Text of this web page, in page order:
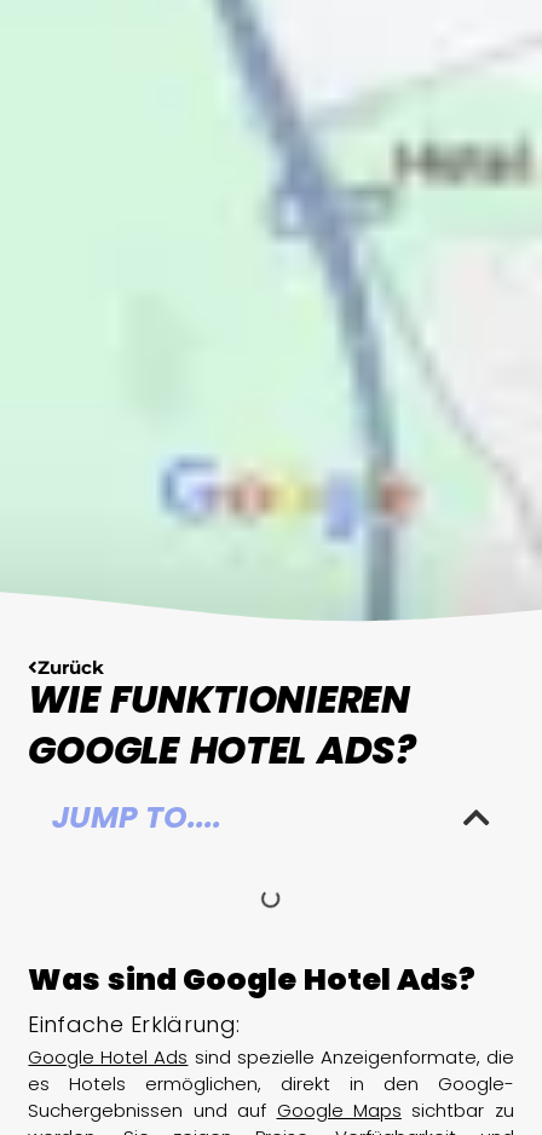
Zurück
WIE FUNKTIONIEREN
GOOGLE HOTEL ADS?
JUMP TO....
Was sind Google Hotel Ads?
Einfache Erklärung:
Google Hotel Ads sind spezielle Anzeigenformate, die
es Hotels ermöglichen, direkt in den Google-
Suchergebnissen und auf Google Maps sichtbar zu